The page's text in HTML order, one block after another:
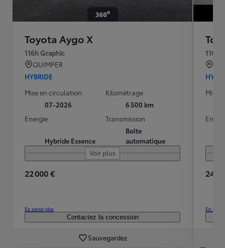
Toyota Aygo X
116h Graphic
QUIMPER
HYBRIDE
Mise en circulation
07-2026
Kilométrage
6 500 km
Energie
Hybride Essence
Transmission
Boîte
automatique
Voir plus
22 000 €
En savoir plus
Contactez la concession
Sauvegardez
116h
Mise
24
En